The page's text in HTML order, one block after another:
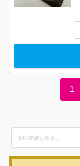
1
for: